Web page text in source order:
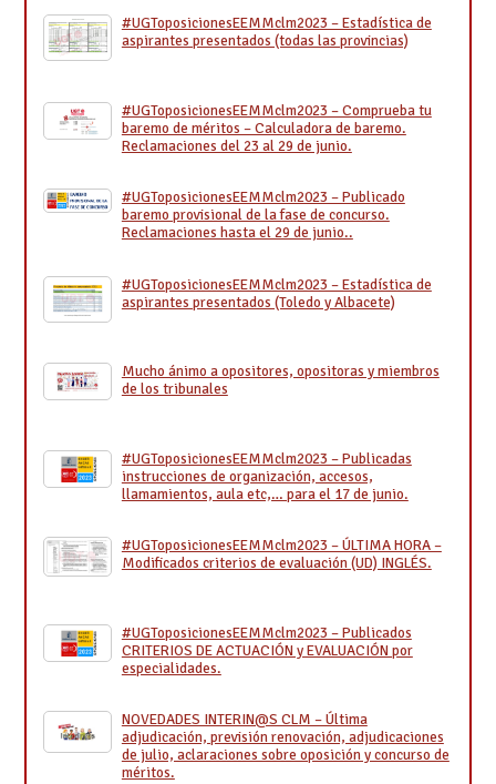
#UGToposicionesEEMMclm2023 – Estadística de
aspirantes presentados (todas las provincias)
#UGToposicionesEEMMclm2023 – Comprueba tu
baremo de méritos – Calculadora de baremo.
Reclamaciones del 23 al 29 de junio.
#UGToposicionesEEMMclm2023 – Publicado
baremo provisional de la fase de concurso.
Reclamaciones hasta el 29 de junio..
#UGToposicionesEEMMclm2023 – Estadística de
aspirantes presentados (Toledo y Albacete)
Mucho ánimo a opositores, opositoras y miembros
de los tribunales
#UGToposicionesEEMMclm2023 – Publicadas
instrucciones de organización, accesos,
llamamientos, aula etc,… para el 17 de junio.
#UGToposicionesEEMMclm2023 – ÚLTIMA HORA –
Modificados criterios de evaluación (UD) INGLÉS.
#UGToposicionesEEMMclm2023 – Publicados
CRITERIOS DE ACTUACIÓN y EVALUACIÓN por
especialidades.
NOVEDADES INTERIN@S CLM – Última
adjudicación, previsión renovación, adjudicaciones
de julio, aclaraciones sobre oposición y concurso de
méritos.